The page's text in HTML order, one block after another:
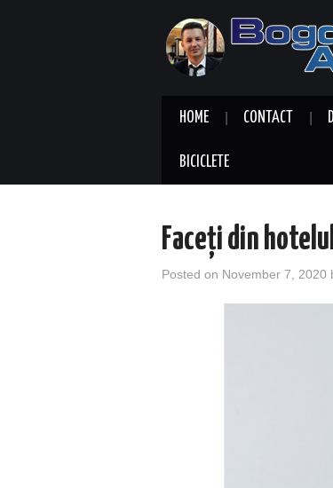
HOME CONTACT
BICICLETE
Faceți din
Posted on November 7, 2020